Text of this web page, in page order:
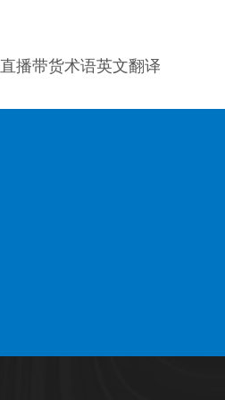
直播带货术语英文翻译